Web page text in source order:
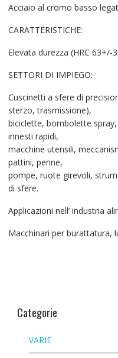
Acciaio al cromo basso
CARATTERISTICHE:
Elevata durezza (HRC 63+/-
SETTORI DI IMPIEGO:
Cuscinetti a sfere di
sterzo, trasmissione),
biciclette, bombolette
innesti rapidi,
macchine utensili,
pattini, penne,
pompe, ruote girevoli,
di sfere.
Applicazioni nell’ industria
Macchinari per burattatura,
Categorie
VARIE